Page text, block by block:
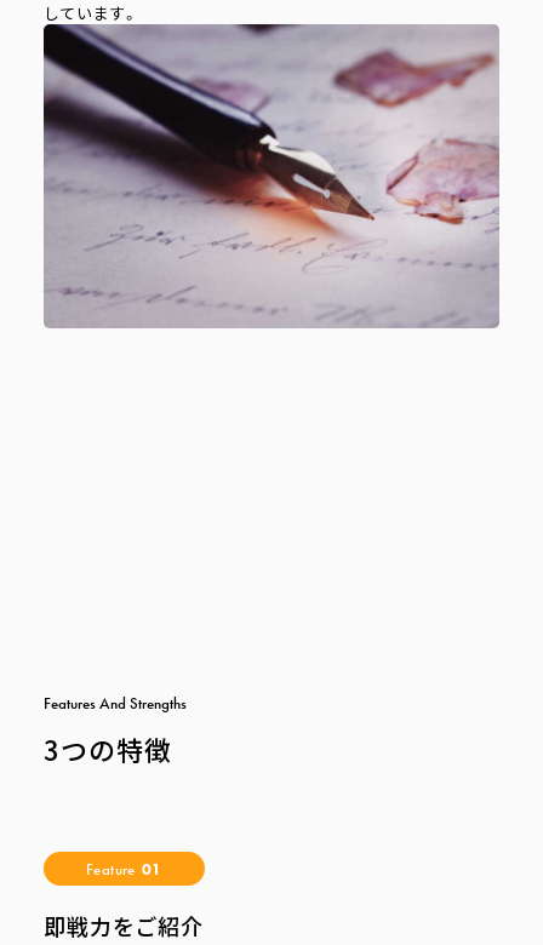
しています。
FeaturesAnd Strengths
3つの特徴
Feature 01
即戦力をご紹介